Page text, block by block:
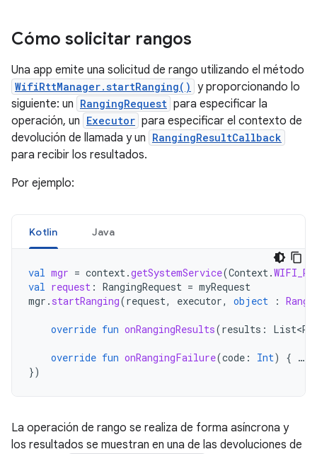
Cómo solicitar rangos
Una app emite una solicitud de rango utilizando el método
WifiRttManager.startRanging() y proporcionando lo
siguiente: un RangingRequest para especificar la
operación, un Executor para especificar el contexto de
devolución de llamada y un RangingResultCallback
para recibir los resultados.
Por ejemplo:
Kotlin Java
val mgr = context.getSystemService(Context.
val request : RangingRequest = myRequest
mgr . startRanging(request, executor, object :
override fun onRangingResults(results :
override fun onRangingFailure(code : Int) { …
})
La operación de rango se realiza de forma asíncrona y
los resultados se muestran en una de las devoluciones de